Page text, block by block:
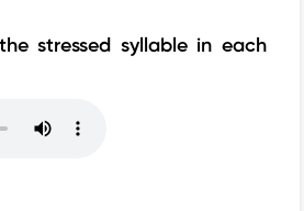
stressed syllable in each